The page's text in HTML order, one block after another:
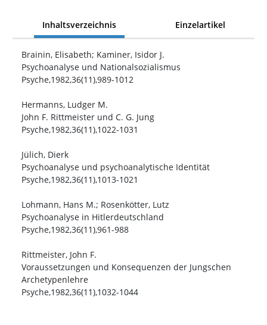
Inhaltsverzeichnis Einzelartikel
Brainin, Elisabeth; Kaminer, Isidor J.
Psychoanalyse und Nationalsozialismus
Psyche,1982,36(11),989-1012
Hermanns, Ludger M.
John F. Rittmeister und C. G. Jung
Psyche,1982,36(11),1022-1031
Jülich, Dierk
Psychoanalyse und psychoanalytische Identität
Psyche,1982,36(11),1013-1021
Lohmann, Hans M.; Rosenkötter, Lutz
Psychoanalyse in Hitlerdeutschland
Psyche,1982,36(11),961-988
Rittmeister, John F.
Voraussetzungen und Konsequenzen der Jungschen
Archetypenlehre
Psyche,1982,36(11),1032-1044